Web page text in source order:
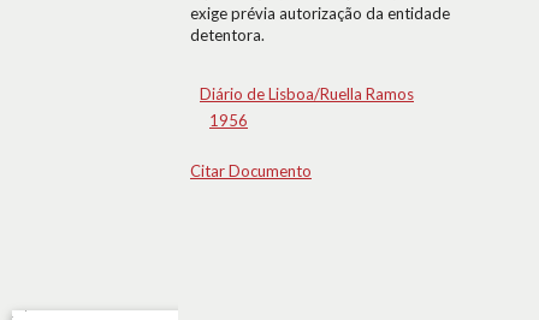
exige prévia autorização da entidade
detentora.
Diário de Lisboa/Ruella Ramos
1956
Citar Documento